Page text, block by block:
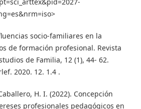
socio-familiares en la
de formación profesional. Revista
de Familia, 12 (1), 44- 62.
2020. 12. 1.4 .
H. I. (2022). Concepción
profesionales pedagógicos en